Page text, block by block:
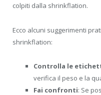
colpiti dalla shrinkflation.
Ecco alcuni suggerimenti
shrinkflation:
Controlla le
verifica il peso e la
Fai confronti: Se